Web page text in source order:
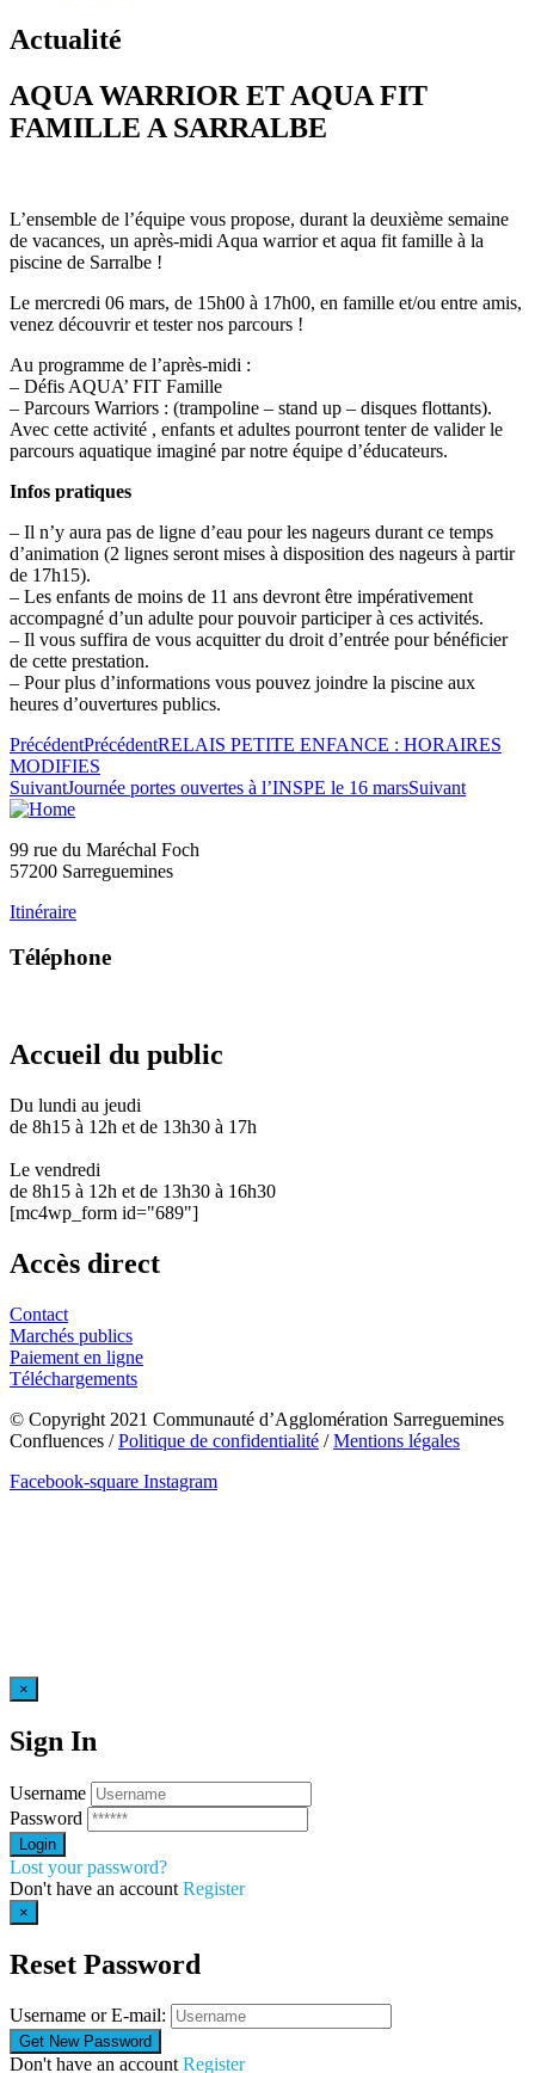
Actualité
AQUA WARRIOR ET AQUA FIT
FAMILLE A SARRALBE
L’ensemble de l’équipe vous propose, durant la deuxième semaine
de vacances, un après-midi Aqua warrior et aqua fit famille à la
piscine de Sarralbe !
Le mercredi 06 mars, de 15h00 à 17h00, en famille et/ou entre amis,
venez découvrir et tester nos parcours !
Au programme de l’après-midi :
– Défis AQUA’ FIT Famille
– Parcours Warriors : (trampoline – stand up – disques flottants).
Avec cette activité , enfants et adultes pourront tenter de valider le
parcours aquatique imaginé par notre équipe d’éducateurs.
Infos pratiques
– Il n’y aura pas de ligne d’eau pour les nageurs durant ce temps
d’animation (2 lignes seront mises à disposition des nageurs à partir
de 17h15).
– Les enfants de moins de 11 ans devront être impérativement
accompagné d’un adulte pour pouvoir participer à ces activités.
– Il vous suffira de vous acquitter du droit d’entrée pour bénéficier
de cette prestation.
– Pour plus d’informations vous pouvez joindre la piscine aux
heures d’ouvertures publics.
PrécédentPrécédentRELAIS PETITE ENFANCE : HORAIRES
MODIFIES
SuivantJournée portes ouvertes à l’INSPE le 16 marsSuivant
99 rue du Maréchal Foch
57200 Sarreguemines
Itinéraire
Téléphone
Accueil du public
Du lundi au jeudi
de 8h15 à 12h et de 13h30 à 17h
Le vendredi
de 8h15 à 12h et de 13h30 à 16h30
[mc4wp_form id="689"]
Accès direct
Contact
Marchés publics
Paiement en ligne
Téléchargements
© Copyright 2021 Communauté d’Agglomération Sarreguemines
Confluences /Politique de confidentialité /Mentions légales
Facebook-square Instagram
×
Sign In
Username
Password
Lost your password?
Don't have an account Register
×
Reset Password
Username or E-mail:
Don't have an accountRegister